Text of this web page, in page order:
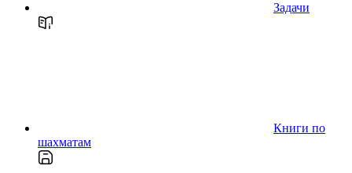
Задачи
Книги по
шахматам